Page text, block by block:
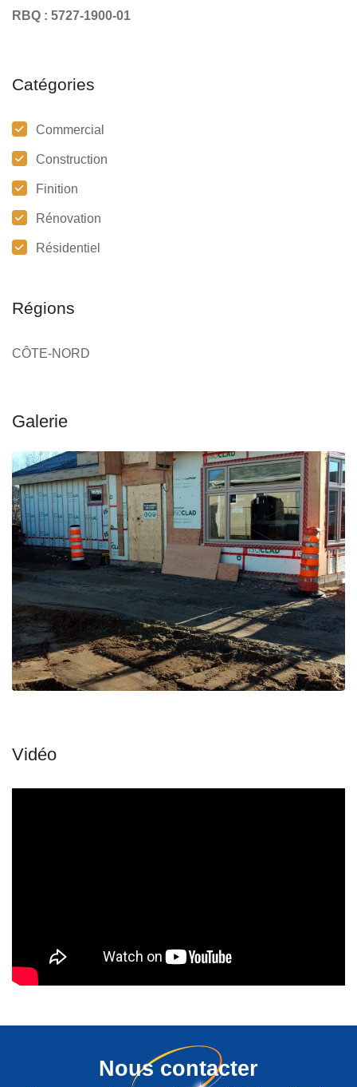
RBQ : 5727-1900-01
Catégories
Commercial
Construction
Finition
Rénovation
Résidentiel
Régions
CÔTE-NORD
Nous contacter